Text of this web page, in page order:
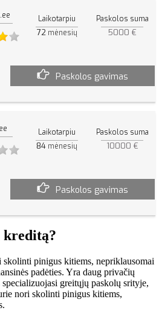
Laikotarpiu
72mėnesių
Paskolos suma
5000 €
Paskolos gavimas
Laikotarpiu
84 mėnesių
Paskolos suma
10000 €
Paskolos gavimas
kreditą?
pinigus kitiems, nepriklausomai
padėties. Yra daug privačių
greitųjų paskolų srityje,
nori skolinti pinigus kitiems,